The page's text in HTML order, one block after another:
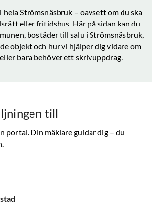
helaStrömsnäsbruk – oavsett om du ska
eller fritidshus. Här på sidan kan du
bostäder till salu i Strömsnäsbruk,
objekt och hur vi hjälper dig vidare om
bara behöver ett skrivuppdrag.
till
portal. Din mäklare guidar dig – du